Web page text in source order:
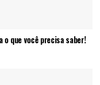
o que você precisa saber!